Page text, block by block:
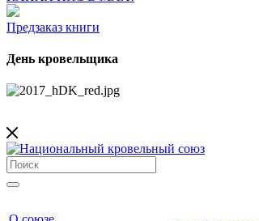
Предзаказ книги
День кровельщика